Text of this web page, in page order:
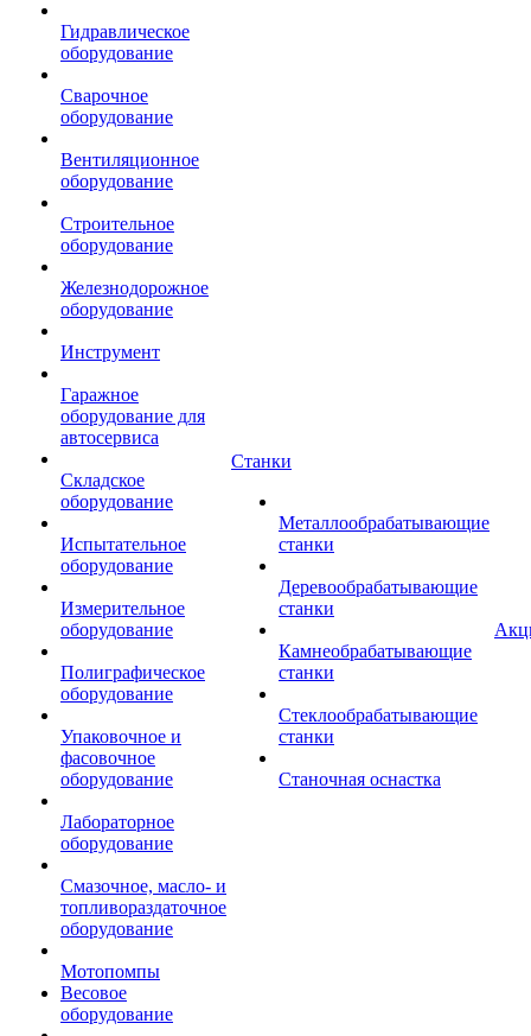
Гидравлическое
оборудование
Сварочное
оборудование
Вентиляционное
оборудование
Строительное
оборудование
Железнодорожное
оборудование
Инструмент
Гаражное
оборудование для
автосервиса
Складское
оборудование
Испытательное
оборудование
Измерительное
оборудование
Полиграфическое
оборудование
Упаковочное и
фасовочное
оборудование
Лабораторное
оборудование
Смазочное, масло- и
топливораздаточное
оборудование
Мотопомпы
Весовое
оборудование
Станки
Металлообрабатывающие
станки
Деревообрабатывающие
станки
Камнеобрабатывающие
станки
Стеклообрабатывающие
станки
Станочная оснастка